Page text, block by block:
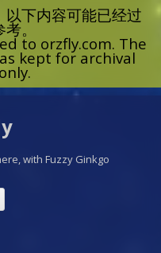
with Fuzzy Ginkgo
Skip
content